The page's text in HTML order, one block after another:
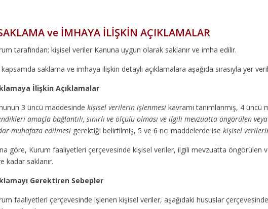
ve İMHAYA İLİŞKİN AÇIKLAMALAR
tarafından; kişisel veriler Kanuna uygun olarak saklanır ve imha edilir.
saklama ve imhaya ilişkin detaylı açıklamalara aşağıda sırasıyla yer
İlişkin Açıklamalar
3 üncü maddesinde kişisel verilerin işlenmesi kavramı tanımlanmış, 4
amaçla bağlantılı, sınırlı ve ölçülü olması ve ilgili mevzuatta öngörülen
muhafaza edilmesi gerektiği belirtilmiş, 5 ve 6 ncı maddelerde ise kişisel
göre, Kurum faaliyetleri çerçevesinde kişisel veriler, ilgili mevzuatta öngörülen
kadar saklanır.
Gerektiren Sebepler
faaliyetleri çerçevesinde işlenen kişisel veriler, aşağıdaki hususlar